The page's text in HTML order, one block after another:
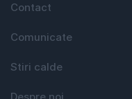
Contact
Comunicate
Stiri calde